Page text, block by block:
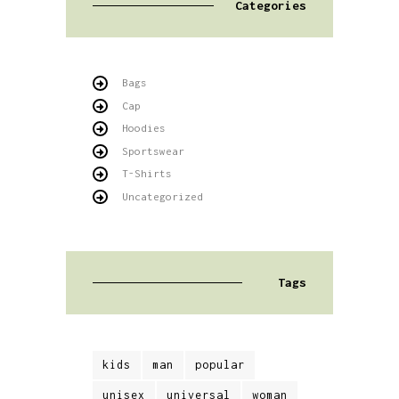
Categories
Bags
Cap
Hoodies
Sportswear
T-Shirts
Uncategorized
Tags
kids man popular
unisex universal woman